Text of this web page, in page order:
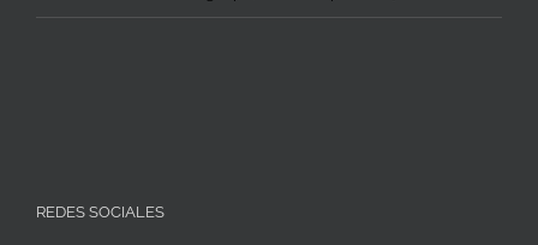
REDES SOCIALES